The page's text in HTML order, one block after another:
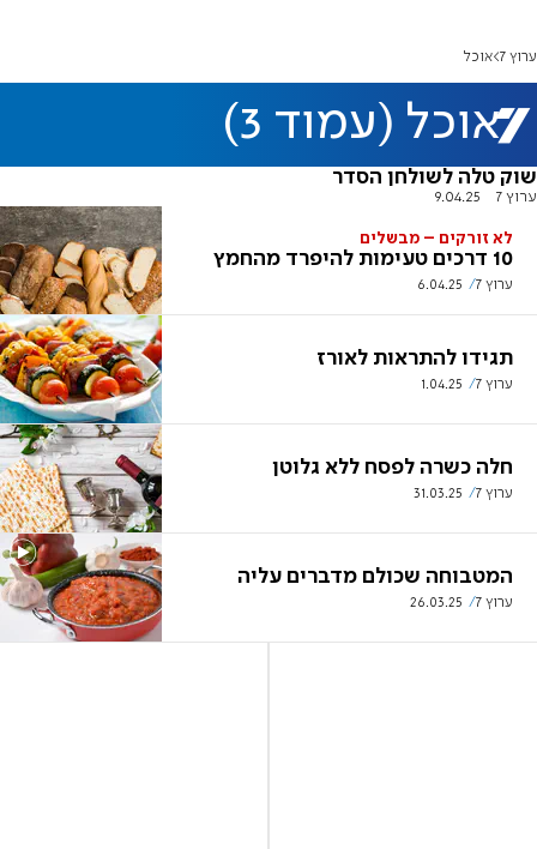
ערוץ 7 אוכל
אוכל (עמוד 3)
שוק טלה לשולחן הסדר
ערוץ 7 9.04.25
לא זורקים – מבשלים
10 דרכים טעימות להיפרד מהחמץ
ערוץ 7 6.04.25
תגידו להתראות לאורז
ערוץ 7 1.04.25
חלה כשרה לפסח ללא גלוטן
ערוץ 7 31.03.25
המטבוחה שכולם מדברים עליה
ערוץ 7 26.03.25